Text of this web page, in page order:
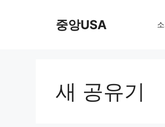
중앙USA
새 공유기